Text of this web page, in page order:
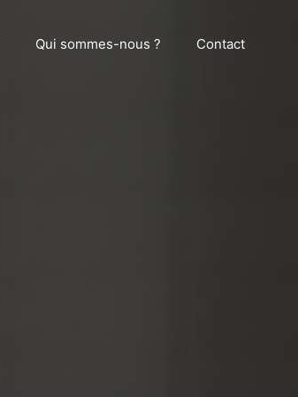
Qui sommes-nous ? Contact